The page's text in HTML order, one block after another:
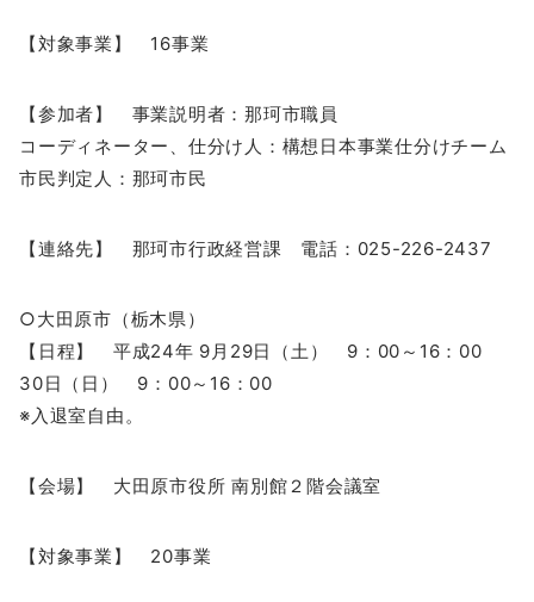
【対象事業】 16事業
【参加者】 事業説明者：那珂市職員
コーディネーター、仕分け人：構想日本事業仕分けチーム
市民判定人：那珂市民
【連絡先】 那珂市行政経営課 電話：025-226-2437
○大田原市（栃木県）
【日程】 平成24年 9月29日（土） 9：00～16：00
30日（日） 9：00～16：00
※入退室自由。
【会場】 大田原市役所 南別館２階会議室
【対象事業】 20事業